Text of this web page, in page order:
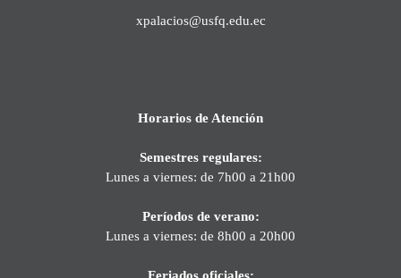
xpalacios@usfq.edu.ec
Horarios de Atención
Semestres regulares:
Lunes a viernes: de 7h00 a 21h00
Períodos de verano:
Lunes a viernes: de 8h00 a 20h00
Feriados oficiales: